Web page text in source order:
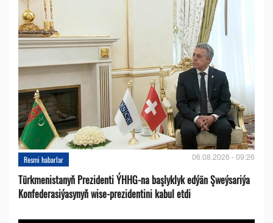
Resmi habarlar 06.08.2026 - 09:26
Türkmenistanyň Prezidenti ÝHHG-na başlyklyk edýän Şweýsariýa
Konfederasiýasynyň wise-prezidentini kabul etdi